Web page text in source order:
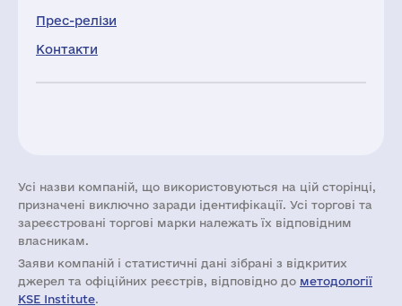
Прес-релізи
Контакти
Усі назви компаній, що використовуються на цій сторінці,
призначені виключно заради ідентифікації. Усі торгові та
зареєстровані торгові марки належать їх відповідним
власникам.
Заяви компаній i статистичні дані зібрані з відкритих
джерел та офіційних реєстрів, відповідно до методології
KSE Institute.